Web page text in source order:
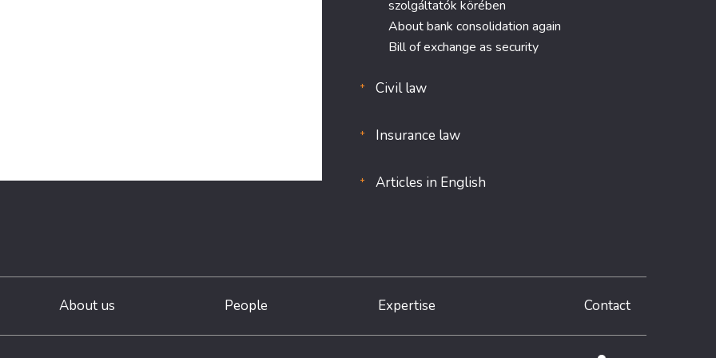
szolgáltatók körében
About bank consolidation again
Bill of exchange as security
Civil law
Insurance law
Articles in English
About us People Expertise Contact